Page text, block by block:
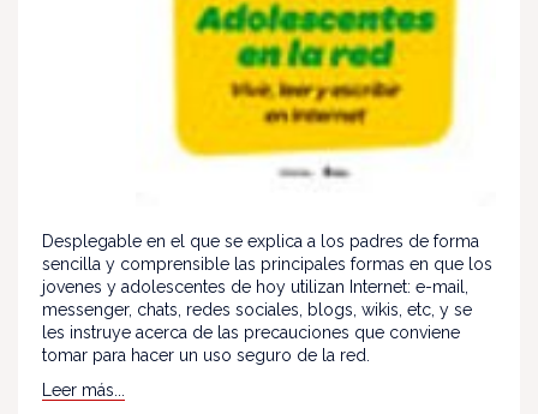
Desplegable en el que se explica a los padres de forma
sencilla y comprensible las principales formas en que los
jovenes y adolescentes de hoy utilizan Internet: e-mail,
messenger, chats, redes sociales, blogs, wikis, etc, y se
les instruye acerca de las precauciones que conviene
tomar para hacer un uso seguro de la red.
Leer más...